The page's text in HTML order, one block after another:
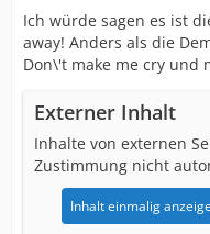
Ich würde sagen es ist
away! Anders als die
Don\'t make me cry und
Externer Inhalt
Inhalte von externen
Zustimmung nicht
Inhalt einmalig